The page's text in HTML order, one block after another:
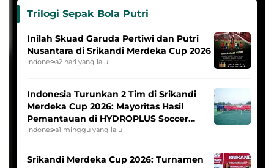
Trilogi Sepak Bola Putri
Inilah Skuad Garuda Pertiwi dan Putri
Nusantara di Srikandi Merdeka Cup 2026
Indonesia2 hari yang lalu
Indonesia Turunkan 2 Tim di Srikandi
Merdeka Cup 2026: Mayoritas Hasil
Pemantauan di HYDROPLUS Soccer
League
Indonesia1 minggu yang lalu
Srikandi Merdeka Cup 2026: Turnamen